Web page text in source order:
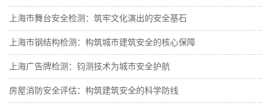
上海市舞台安全检测：筑牢文化演出的安全基石
上海市钢结构检测：构筑城市建筑安全的核心保障
‌上海广告牌检测：钧测技术为城市安全护航
房屋消防安全评估：构筑建筑安全的科学防线